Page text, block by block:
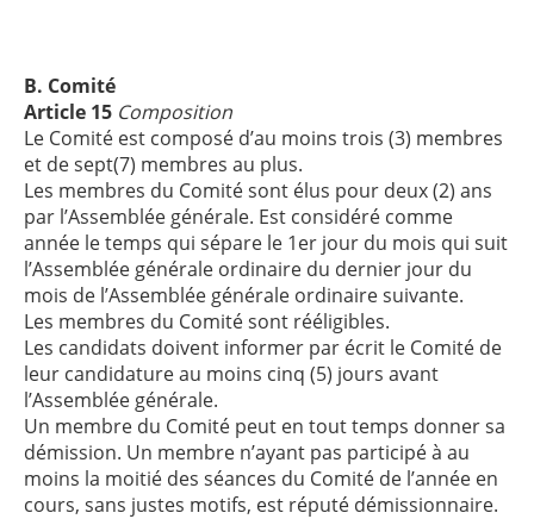
B. Comité
Article 15 Composition
Le Comité est composé d’au moins trois (3) membres
et de sept(7) membres au plus.
Les membres du Comité sont élus pour deux (2) ans
par l’Assemblée générale. Est considéré comme
année le temps qui sépare le 1er jour du mois qui suit
l’Assemblée générale ordinaire du dernier jour du
mois de l’Assemblée générale ordinaire suivante.
Les membres du Comité sont rééligibles.
Les candidats doivent informer par écrit le Comité de
leur candidature au moins cinq (5) jours avant
l’Assemblée générale.
Un membre du Comité peut en tout temps donner sa
démission. Un membre n’ayant pas participé à au
moins la moitié des séances du Comité de l’année en
cours, sans justes motifs, est réputé démissionnaire.